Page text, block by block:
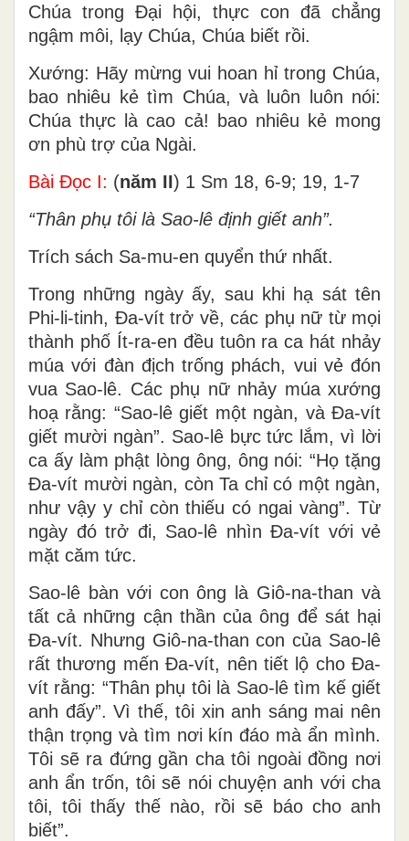
Chúa trong Ðại hội, thực con đã chẳng
ngậm môi, lạy Chúa, Chúa biết rồi.
Xướng: Hãy mừng vui hoan hỉ trong Chúa,
bao nhiêu kẻ tìm Chúa, và luôn luôn nói:
Chúa thực là cao cả! bao nhiêu kẻ mong
ơn phù trợ của Ngài.
Bài Ðọc I: (năm II) 1 Sm 18, 6-9; 19, 1-7
“Thân phụ tôi là Sao-lê định giết anh”.
Trích sách Sa-mu-en quyển thứ nhất.
Trong những ngày ấy, sau khi hạ sát tên
Phi-li-tinh, Ða-vít trở về, các phụ nữ từ mọi
thành phố Ít-ra-en đều tuôn ra ca hát nhảy
múa với đàn địch trống phách, vui vẻ đón
vua Sao-lê. Các phụ nữ nhảy múa xướng
hoạ rằng: “Sao-lê giết một ngàn, và Ða-vít
giết mười ngàn”. Sao-lê bực tức lắm, vì lời
ca ấy làm phật lòng ông, ông nói: “Họ tặng
Ða-vít mười ngàn, còn Ta chỉ có một ngàn,
như vậy y chỉ còn thiếu có ngai vàng”. Từ
ngày đó trở đi, Sao-lê nhìn Ða-vít với vẻ
mặt căm tức.
Sao-lê bàn với con ông là Giô-na-than và
tất cả những cận thần của ông để sát hại
Ða-vít. Nhưng Giô-na-than con của Sao-lê
rất thương mến Ða-vít, nên tiết lộ cho Ða-
vít rằng: “Thân phụ tôi là Sao-lê tìm kế giết
anh đấy”. Vì thế, tôi xin anh sáng mai nên
thận trọng và tìm nơi kín đáo mà ẩn mình.
Tôi sẽ ra đứng gần cha tôi ngoài đồng nơi
anh ẩn trốn, tôi sẽ nói chuyện anh với cha
tôi, tôi thấy thế nào, rồi sẽ báo cho anh
biết”.